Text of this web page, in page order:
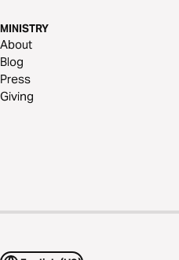
MINISTRY
About
Blog
Press
Giving